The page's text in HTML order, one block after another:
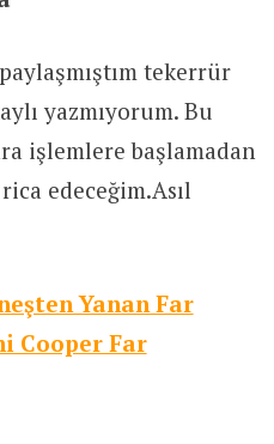
tekerrür
yazmıyorum. Bu
işlemlere başlamadan
edeceğim.Asıl
Yanan Far
Cooper Far